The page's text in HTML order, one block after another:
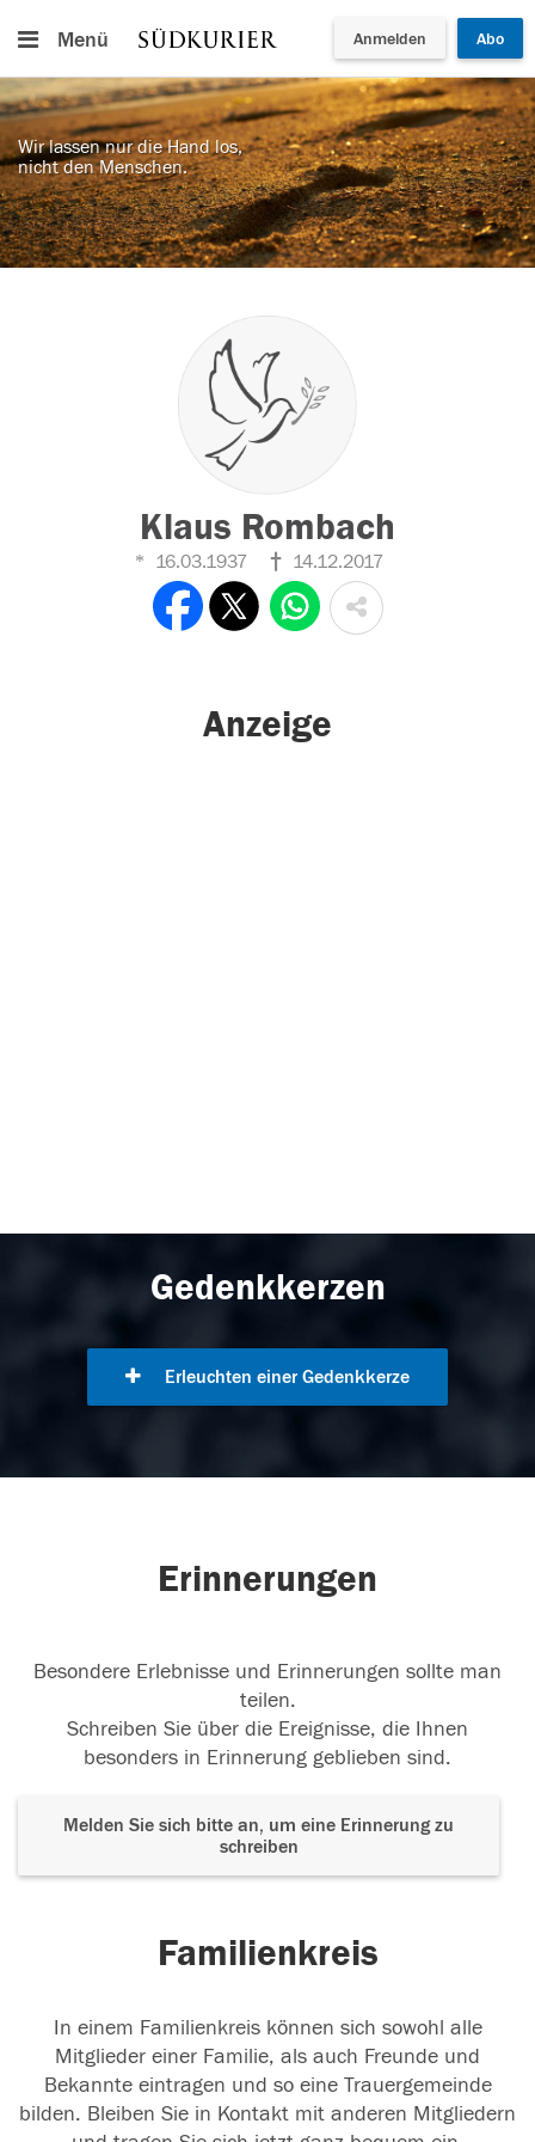
Menü Anmelden Abo
Wir lassen nur die Hand los,
nicht den Menschen.
Klaus Rombach
16.03.1937 14.12.2017
Anzeige
Gedenkkerzen
Erleuchten einer Gedenkkerze
Erinnerungen
Besondere Erlebnisse und Erinnerungen sollte man
teilen.
Schreiben Sie über die Ereignisse, die Ihnen
besonders in Erinnerung geblieben sind.
Melden Sie sich bitte an, um eine Erinnerung zu
schreiben
Familienkreis
In einem Familienkreis können sich sowohl alle
Mitglieder einer Familie, als auch Freunde und
Bekannte eintragen und so eine Trauergemeinde
bilden. Bleiben Sie in Kontakt mit anderen Mitgliedern